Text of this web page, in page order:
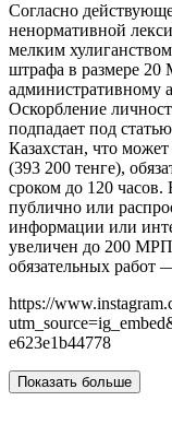
Согласно
ненормативной
мелким
штрафа в размере
административному
Оскорбление
подпадает под
Казахстан, что
(393 200 тенге),
сроком до 120
публично или
информации или
увеличен до 200 МРП
обязательных работ
https://
e623e1b44778
Показать больше